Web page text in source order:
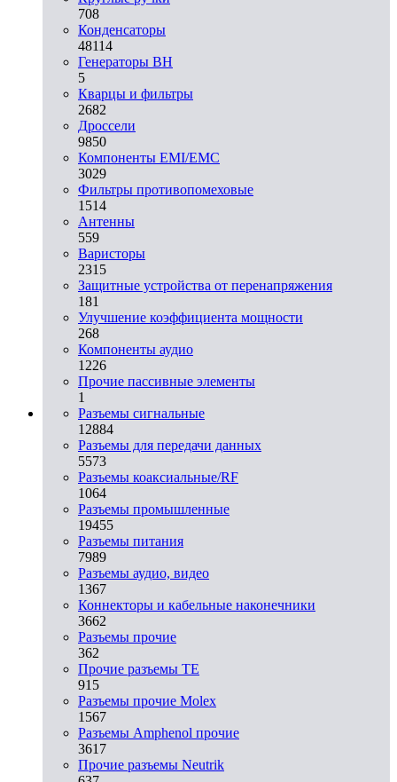
708
Конденсаторы
48114
Генераторы ВН
5
Кварцы и фильтры
2682
Дроссели
9850
Компоненты EMI/EMC
3029
Фильтры противопомеховые
1514
Антенны
559
Варисторы
2315
Защитные устройства от перенапряжения
181
Улучшение коэффициента мощности
268
Компоненты аудио
1226
Прочие пассивные элементы
1
Разъeмы сигнальные
12884
Разъeмы для передачи данных
5573
Разъeмы коаксиальные/RF
1064
Разъeмы промышленные
19455
Разъeмы питания
7989
Разъeмы аудио, видео
1367
Коннекторы и кабельные наконечники
3662
Разъeмы прочие
362
Прочие разъемы TE
915
Разъемы прочие Molex
1567
Разъемы Amphenol прочие
3617
Прочие разъемы Neutrik